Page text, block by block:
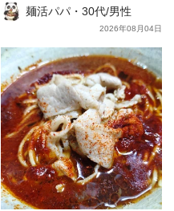
から一度しっかり混ぜて飲むと、辛
さの後にコクと旨味が追いかけてき
自家製の極太平打ちで、もちもちの
ワシワシ食感。強烈なスープに負け
ない力強さです。 そして声を大にし
て言いたいのが豚。プルプルの極厚
バラが2枚、箸で持ち上げると崩れる
ほど柔らかく、臭みはゼロ。正直こ
の豚だけでも買う価値があります😃
麺は茹で前302.5gが茹で後509gまで
増えて、完成した丼は総重量
1250g。夫婦でシェアしても大満足
麺活パパ・30代/男性
2026年08月04日